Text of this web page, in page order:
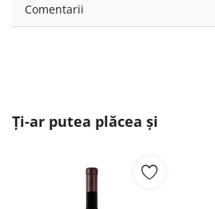
Comentarii
Ți-ar putea plăcea și